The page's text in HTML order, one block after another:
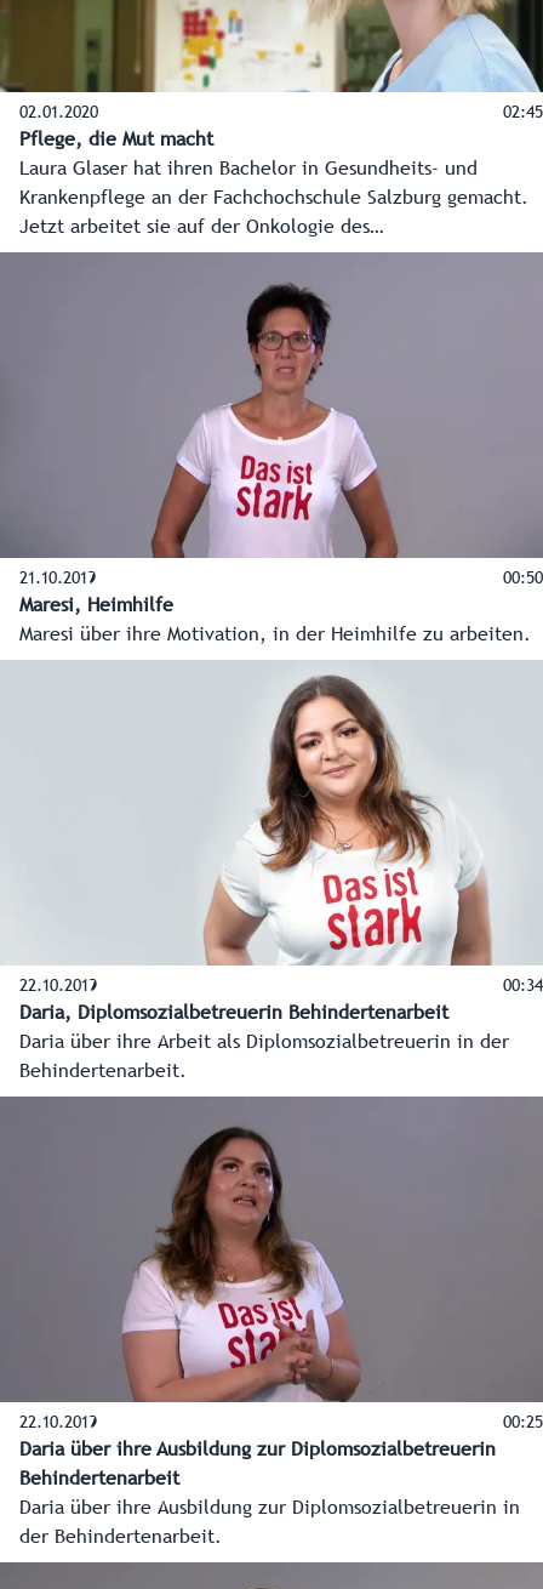
02.01.2020 02:45
Pflege, die Mut macht
Laura Glaser hat ihren Bachelor in Gesundheits- und
Krankenpflege an der Fachchochschule Salzburg gemacht.
Jetzt arbeitet sie auf der Onkologie des
Universitätsklinikum Salzburger Landeskliniken SALK. "Wir
begleiten hier Menschen in schwierigen Lebensphasen,
sind auch häufig mit dem Thema Tod konfrontiert.
Natürlich ist das manchmal nicht leicht. Aber ich habe das
Gefühl, etwas Bedeutendes zu tun und möchte jungen
Menschen animieren, in diesen erfüllenden Beuf
einzusteigen", sagt Laura.
21.10.2019 00:50
Maresi, Heimhilfe
Maresi über ihre Motivation, in der Heimhilfe zu arbeiten.
22.10.2019 00:34
Daria, Diplomsozialbetreuerin Behindertenarbeit
Daria über ihre Arbeit als Diplomsozialbetreuerin in der
Behindertenarbeit.
22.10.2019 00:25
Daria über ihre Ausbildung zur Diplomsozialbetreuerin
Behindertenarbeit
Daria über ihre Ausbildung zur Diplomsozialbetreuerin in
der Behindertenarbeit.